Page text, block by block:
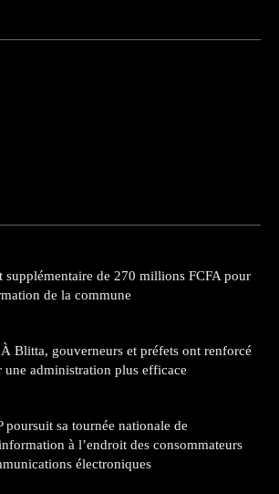
supplémentaire de 270 millions FCFA pour
de la commune
Blitta, gouverneurs et préfets ont renforcé
une administration plus efficace
poursuit sa tournée nationale de
à l’endroit des consommateurs
électroniques